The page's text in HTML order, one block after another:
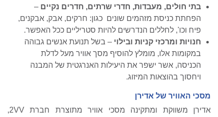
בתי חולים, מעבדות, חדרי שרתים, חדרים נקיים –
הפחתת כניסת מזהמים שונים כגון: חרקים, אבק, אבקנים,
פיח וכו', לחללים הנדרשים להיות סטריליים ככל האפשר.
חנויות ומרכזי קניות ובילוי – בשל תנועת אנשים גבוהה
במקומות אלו, מומלץ להוסיף מסך אוויר מעל לדלת
הכניסה, אשר ישפר את היעילות האנרגטית של המבנה
ויחסוך בהוצאות המיזוג.
מסכי האוויר של אדירן
אדירן משווקת ומתקינה מסכי אוויר מתוצרת חברת 2VV,